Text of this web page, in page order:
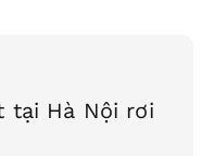
tại Hà Nội rơi